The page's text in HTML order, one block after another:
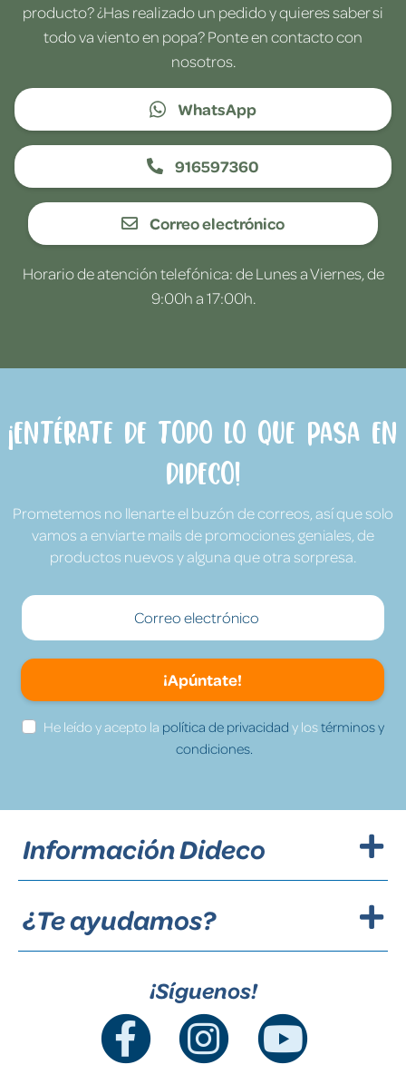
producto? ¿Has realizado un pedido y quieres saber si
todo va viento en popa? Ponte en contacto con
nosotros.
WhatsApp
916597360
Correo electrónico
Horario de atención telefónica: de Lunes a Viernes, de
9:00h a 17:00h.
¡Entérate de todo lo que pasa en
Dideco!
Prometemos no llenarte el buzón de correos, así que solo
vamos a enviarte mails de promociones geniales, de
productos nuevos y alguna que otra sorpresa.
¡Apúntate!
He leído y acepto la política de privacidad y lostérminos y
condiciones.
Información Dideco
¿Te ayudamos?
¡Síguenos!